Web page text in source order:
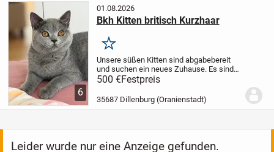
6
01.08.2026
Bkh Kitten britisch Kurzhaar
Merken
Unsere süßen Kitten sind abgabebereit
und suchen ein neues Zuhause. Es sind
nur noch 2 Weibchen zu haben. Sie sind
gesund und verspielt. Fressen Nass,
Trockenfutter und sind stubenrein.
500 €Festpreis
35687 Dillenburg (Oranienstadt)
Leider wurde nur eine Anzeige gefunden.